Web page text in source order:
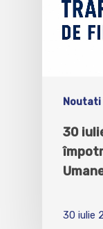
Noutati
30
30 iulie